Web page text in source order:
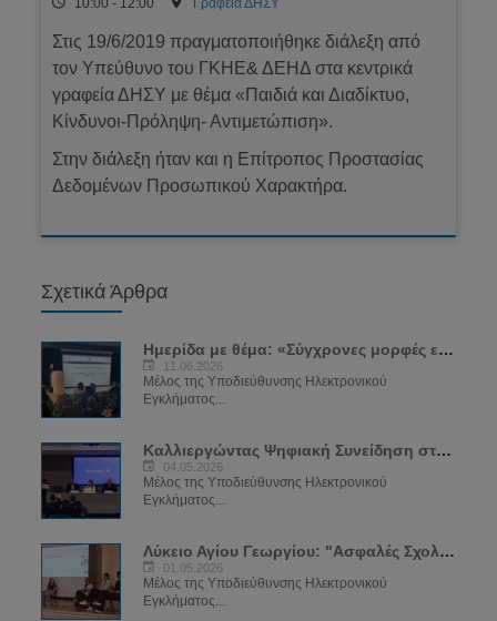
Στις 19/6/2019 πραγματοποιήθηκε διάλεξη από
τον Υπεύθυνο του ΓΚΗΕ& ΔΕΗΔ στα κεντρικά
γραφεία ΔΗΣΥ με θέμα «Παιδιά και Διαδίκτυο,
Κίνδυνοι-Πρόληψη- Αντιμετώπιση».
Στην διάλεξη ήταν και η Επίτροπος Προστασίας
Δεδομένων Προσωπικού Χαρακτήρα.
Σχετικά Άρθρα
Ημερίδα με θέμα: «Σύγχρονες μορφές εξάρτησης: SEXTING και VAPING»
11.06.2026
Μέλος της Υποδιεύθυνσης Ηλεκτρονικού
Εγκλήματος...
Καλλιεργώντας Ψηφιακή Συνείδηση στην Εποχή της Τεχνολογίας
04.05.2026
Μέλος της Υποδιεύθυνσης Ηλεκτρονικού
Εγκλήματος...
Λύκειο Αγίου Γεωργίου: "Ασφαλές Σχολείο για το Διαδίκτυο"
01.05.2026
Μέλος της Υποδιεύθυνσης Ηλεκτρονικού
Εγκλήματος...